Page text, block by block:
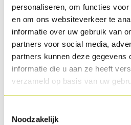
personaliseren, om functies
en om ons websiteverkeer te
informatie over uw gebruik van
partners voor social media,
partners kunnen deze gegevens
informatie die u aan ze heeft
verzameld op basis van uw
Noodzakelijk
Bereiding
Snij het Kalkoenvleesbroodje in 4
grootte van het te beleggen
satéstokje en kruid met
Steek deze tussen de grill en bak
Mix de avocado samen met het